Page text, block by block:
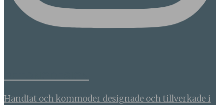
Handfat och kommoder designade och tillverkade i